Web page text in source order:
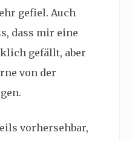
gefiel. Auch
dass mir eine
gefällt, aber
von der
vorhersehbar,